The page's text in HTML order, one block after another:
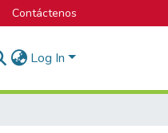
Contáctenos
Log In